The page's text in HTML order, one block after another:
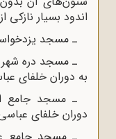
اندود بسیار
ـ مسجد
ـ مسجد دره شهر
به دوران خلفای
ـ مسجد جامع
دوران خلفای